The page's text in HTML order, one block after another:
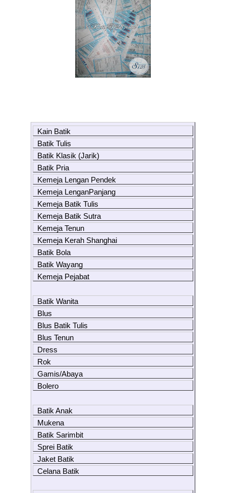
Kain Batik
Batik Tulis
Batik Klasik (Jarik)
Batik Pria
Kemeja Lengan Pendek
Kemeja LenganPanjang
Kemeja Batik Tulis
Kemeja Batik Sutra
Kemeja Tenun
Kemeja Kerah Shanghai
Batik Bola
Batik Wayang
Kemeja Pejabat
Batik Wanita
Blus
Blus Batik Tulis
Blus Tenun
Dress
Rok
Gamis/Abaya
Bolero
Batik Anak
Mukena
Batik Sarimbit
Sprei Batik
Jaket Batik
Celana Batik